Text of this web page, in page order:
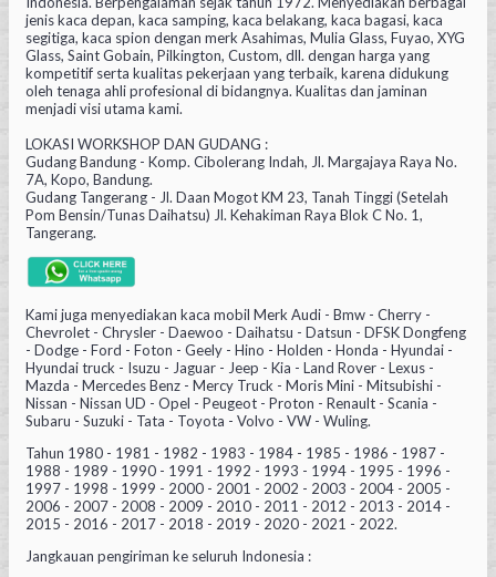
jenis kaca depan, kaca samping, kaca belakang, kaca bagasi, kaca
segitiga, kaca spion dengan merk Asahimas, Mulia Glass, Fuyao, XYG
Glass, Saint Gobain, Pilkington, Custom, dll. dengan harga yang
kompetitif serta kualitas pekerjaan yang terbaik, karena didukung
oleh tenaga ahli profesional di bidangnya. Kualitas dan jaminan
menjadi visi utama kami.
LOKASI WORKSHOP DAN GUDANG :
Gudang Bandung - Komp. Cibolerang Indah, Jl. Margajaya Raya No.
7A, Kopo, Bandung.
Gudang Tangerang - Jl. Daan Mogot KM 23, Tanah Tinggi (Setelah
Pom Bensin/Tunas Daihatsu) Jl. Kehakiman Raya Blok C No. 1,
Tangerang.
Kami juga menyediakan kaca mobil Merk Audi - Bmw - Cherry -
Chevrolet - Chrysler - Daewoo - Daihatsu - Datsun - DFSK Dongfeng
- Dodge - Ford - Foton - Geely - Hino - Holden - Honda - Hyundai -
Hyundai truck - Isuzu - Jaguar - Jeep - Kia - Land Rover - Lexus -
Mazda - Mercedes Benz - Mercy Truck - Moris Mini - Mitsubishi -
Nissan - Nissan UD - Opel - Peugeot - Proton - Renault - Scania -
Subaru - Suzuki - Tata - Toyota - Volvo - VW - Wuling.
Tahun 1980 - 1981 - 1982 - 1983 - 1984 - 1985 - 1986 - 1987 -
1988 - 1989 - 1990 - 1991 - 1992 - 1993 - 1994 - 1995 - 1996 -
1997 - 1998 - 1999 - 2000 - 2001 - 2002 - 2003 - 2004 - 2005 -
2006 - 2007 - 2008 - 2009 - 2010 - 2011 - 2012 - 2013 - 2014 -
2015 - 2016 - 2017 - 2018 - 2019 - 2020 - 2021 - 2022.
Jangkauan pengiriman ke seluruh Indonesia :